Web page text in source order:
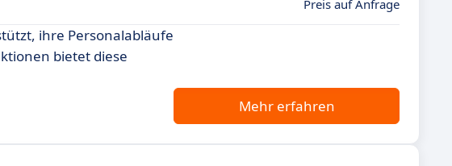
Preis auf Anfrage
ihre Personalabläufe
bietet diese
Mehr erfahren